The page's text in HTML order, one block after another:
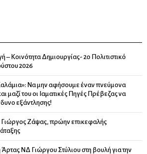
Κοινότητα Δημιουργίας- 2ο Πολιτιστικό
2026
Να μην αφήσουμε έναν πνεύμονα
μαζί του οι Ιαματικές Πηγές Πρέβεζας να
εξάντλησης!
Ζάψας, πρώην επικεφαλής
Άρτας ΝΔ Γιώργου Στύλιου στη βουλή για την